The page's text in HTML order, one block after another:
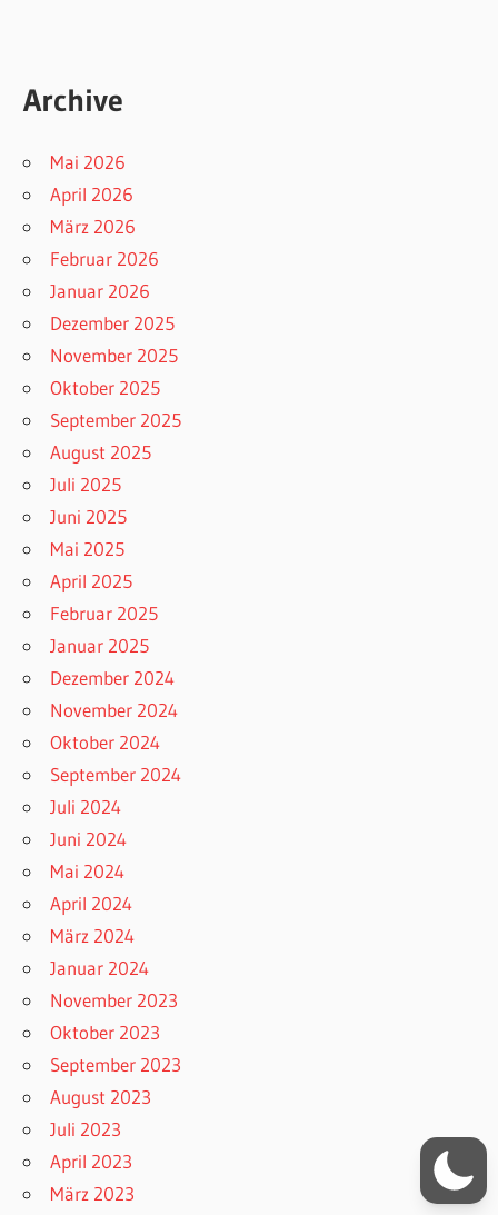
Archive
Mai 2026
April 2026
März 2026
Februar 2026
Januar 2026
Dezember 2025
November 2025
Oktober 2025
September 2025
August 2025
Juli 2025
Juni 2025
Mai 2025
April 2025
Februar 2025
Januar 2025
Dezember 2024
November 2024
Oktober 2024
September 2024
Juli 2024
Juni 2024
Mai 2024
April 2024
März 2024
Januar 2024
November 2023
Oktober 2023
September 2023
August 2023
Juli 2023
April 2023
März 2023